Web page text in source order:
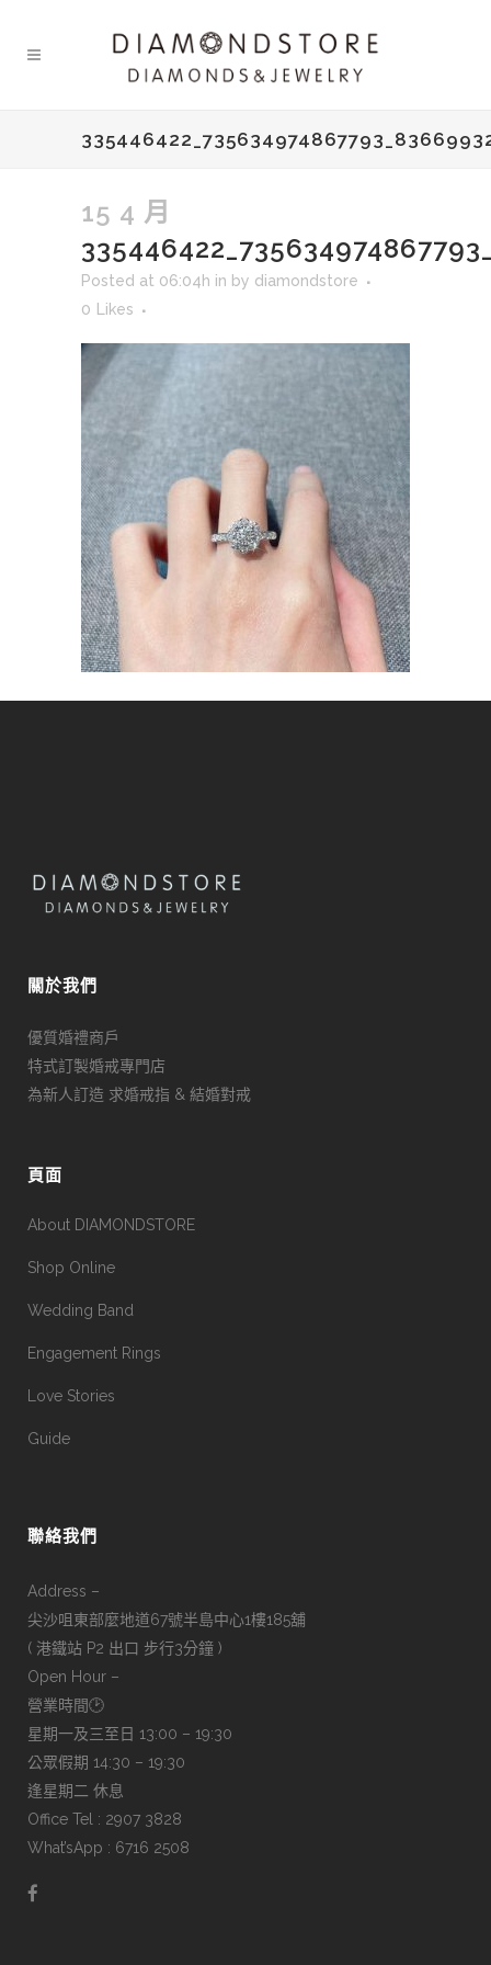
15 4 月
Posted at 06:04h in by diamondstore
0
Likes
關於我們
優質婚禮商戶
特式訂製婚戒專門店
為新人訂造 求婚戒指 & 結婚對戒
頁面
About DIAMONDSTORE
Shop Online
Wedding Band
Engagement Rings
Love Stories
Guide
聯絡我們
Address –
尖沙咀東部麼地道67號半島中心1樓185舖
( 港鐵站 P2 出口 步行3分鐘 )
Open Hour –
營業時間🕑
星期一及三至日 13:00 – 19:30
公眾假期 14:30 – 19:30
逢星期二 休息
Office Tel : 2907 3828
What’sApp : 6716 2508